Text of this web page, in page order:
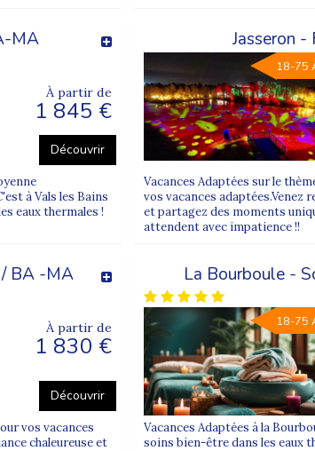
temps collectifs pensés pour tous.
afin que chacun profite pleinement de
desséjours bien-être adaptés en hiver. Ces
de détente encadrés.
douces, pour lutter contre la fatigue
adaptés proposent une immersion
de randonnées adaptées.
pour les personnes recherchant calme et
Supernova ?
d’une équipe spécialisée dans lesvacances
de jour comme de nuit, selon les besoins des
MA
À partir de
1 845 €
Découvrir
à Vals les Bains
eaux thermales !
Jasseron
18-75
Vacances Adaptées sur le
vos vacances adaptées.Venez
et partagez des moments
attendent avec impatience !!
BA -MA
À partir de
1 830 €
Découvrir
vos vacances
chaleureuse et
La Bourboule -
18-75
Vacances Adaptées à la
soins bien-être dans les eaux